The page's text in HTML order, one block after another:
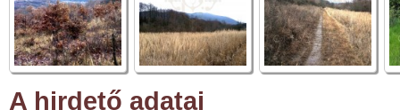
A hirdető adatai